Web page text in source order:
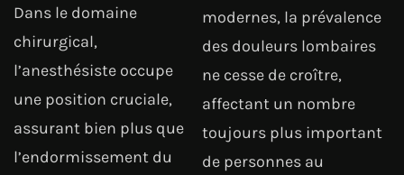
Dans le domaine
chirurgical,
l’anesthésiste occupe
une position cruciale,
assurant bien plus que
l’endormissement du
modernes, la prévalence
des douleurs lombaires
ne cesse de croître,
affectant un nombre
toujours plus important
de personnes au